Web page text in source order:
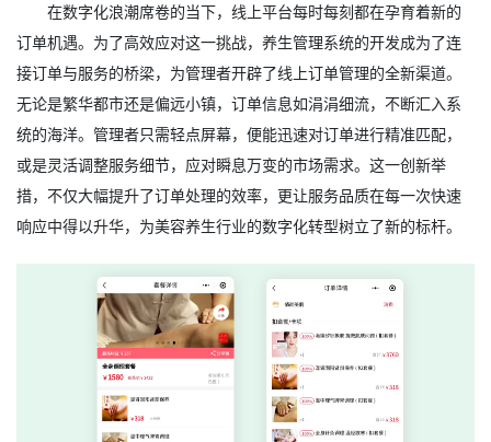
在数字化浪潮席卷的当下，线上平台每时每刻都在孕育着新的
订单机遇。为了高效应对这一挑战，养生管理系统的开发成为了连
接订单与服务的桥梁，为管理者开辟了线上订单管理的全新渠道。
无论是繁华都市还是偏远小镇，订单信息如涓涓细流，不断汇入系
统的海洋。管理者只需轻点屏幕，便能迅速对订单进行精准匹配，
或是灵活调整服务细节，应对瞬息万变的市场需求。这一创新举
措，不仅大幅提升了订单处理的效率，更让服务品质在每一次快速
响应中得以升华，为美容养生行业的数字化转型树立了新的标杆。